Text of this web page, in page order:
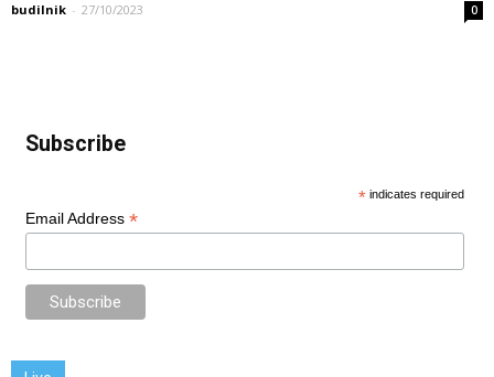
budilnik - 27/10/2023 0
Subscribe
* indicates required
Email Address *